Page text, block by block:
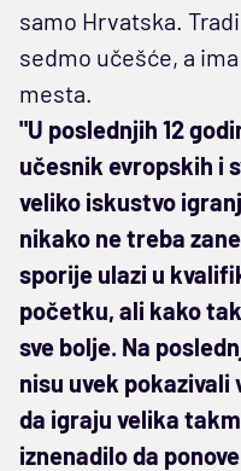
samo Hrvatska.
sedmo učešće, a
mesta.
"U poslednjih 12
učesnik evropskih i
veliko iskustvo
nikako ne treba
sporije ulazi u
početku, ali kako
sve bolje. Na
nisu uvek
da igraju velika
iznenadilo da